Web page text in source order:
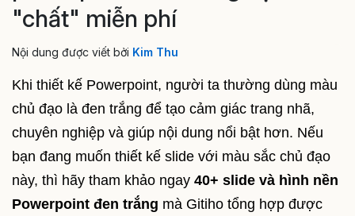
"chất" miễn phí
Nội dung được viết bởi Kim Thu
Khi thiết kế Powerpoint, người ta thường dùng màu
chủ đạo là đen trắng để tạo cảm giác trang nhã,
chuyên nghiệp và giúp nội dung nổi bật hơn. Nếu
bạn đang muốn thiết kế slide với màu sắc chủ đạo
này, thì hãy tham khảo ngay 40+ slide và hình nền
Powerpoint đen trắng mà Gitiho tổng hợp được